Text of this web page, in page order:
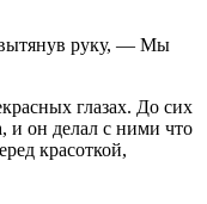
руку, — Мы
глазах. До сих
и он делал с ними что
красоткой,